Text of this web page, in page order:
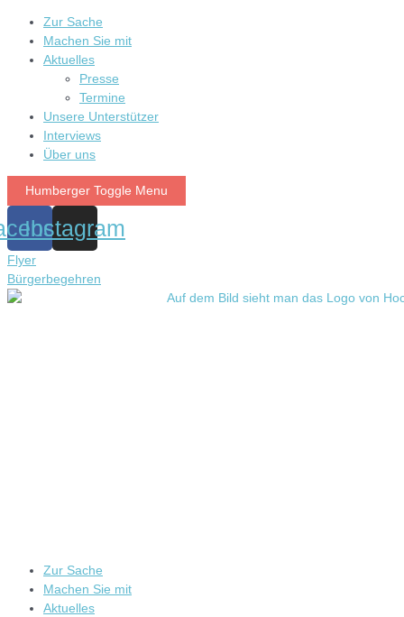
Zur Sache
Machen Sie mit
Aktuelles
Presse
Termine
Unsere Unterstützer
Interviews
Über uns
Humberger Toggle Menu
Instagram
Flyer
Bürgerbegehren
Zur Sache
Machen Sie mit
Aktuelles